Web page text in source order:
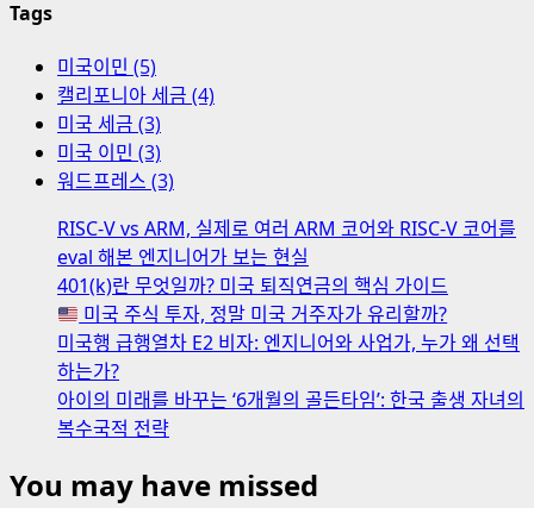
Tags
미국이민 (5)
캘리포니아 세금 (4)
미국 세금 (3)
미국 이민 (3)
워드프레스 (3)
RISC-V vs ARM, 실제로 여러 ARM 코어와 RISC-V 코어를
eval 해본 엔지니어가 보는 현실
401(k)란 무엇일까? 미국 퇴직연금의 핵심 가이드
미국 주식 투자, 정말 미국 거주자가 유리할까?
미국행 급행열차 E2 비자: 엔지니어와 사업가, 누가 왜 선택
하는가?
아이의 미래를 바꾸는 ‘6개월의 골든타임’: 한국 출생 자녀의
복수국적 전략
You may have missed